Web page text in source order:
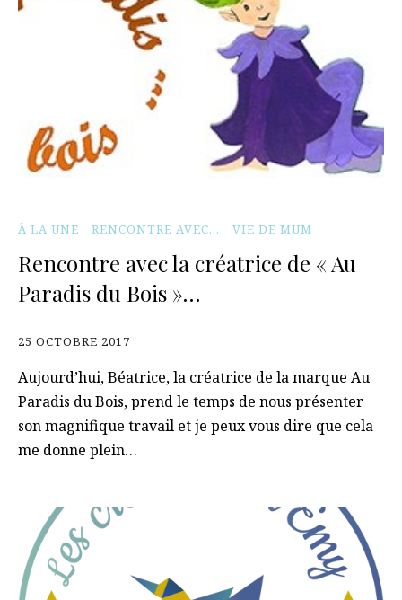
À LA UNE RENCONTRE AVEC... VIE DE MUM
Rencontre avec la créatrice de « Au
Paradis du Bois »…
25 OCTOBRE 2017
Aujourd’hui, Béatrice, la créatrice de la marque Au
Paradis du Bois, prend le temps de nous présenter
son magnifique travail et je peux vous dire que cela
me donne plein…